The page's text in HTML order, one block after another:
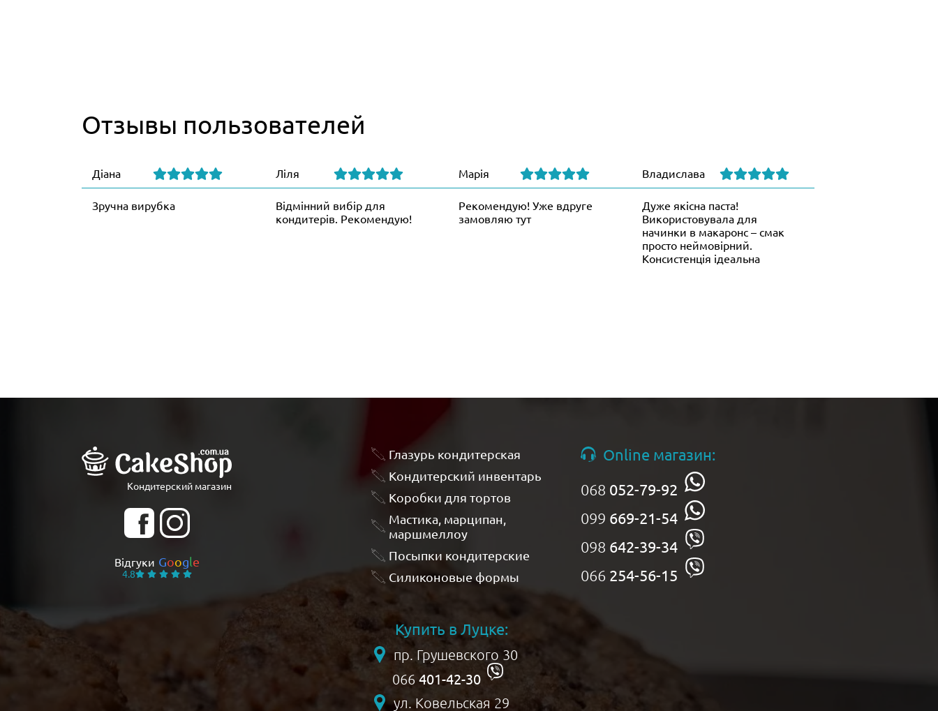
Отзывы пользователей
Діана
Зручна вирубка
Ліля
Відмінний вибір для
кондитерів. Рекомендую!
Марія
Рекомендую! Уже вдруге
замовляю тут
Владислава
Дуже якісна паста!
Використовувала для
начинки в макаронс – смак
просто неймовірний.
Консистенція ідеальна
Кондитерский магазин
Відгуки Google
4.8
Глазурь кондитерская
Кондитерский инвентарь
Коробки для тортов
Мастика, марципан,
маршмеллоу
Посыпки кондитерские
Силиконовые формы
Online магазин:
068 052-79-92
099 669-21-54
098 642-39-34
066 254-56-15
Купить в Луцке:
пр. Грушевского 30
066 401-42-30
ул. Ковельская 29